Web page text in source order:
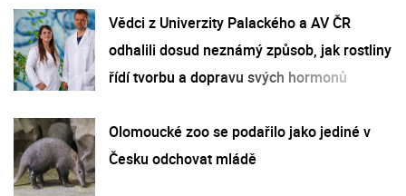
Vědci z Univerzity Palackého a AV ČR
odhalili dosud neznámý způsob, jak rostliny
řídí tvorbu a dopravu svých hormonů
Olomoucké zoo se podařilo jako jediné v
Česku odchovat mládě